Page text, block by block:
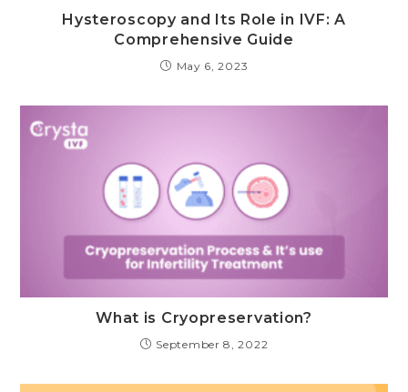
Hysteroscopy and Its Role in IVF: A
Comprehensive Guide
May 6, 2023
What is Cryopreservation?
September 8, 2022